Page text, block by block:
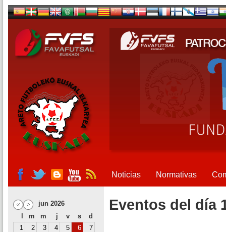
Noticias Normativas
jun 2026
m m j v s
d
1
2 3 4 5 6
7
Eventos del día